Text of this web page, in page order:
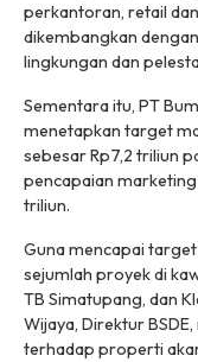
perkantoran, retail
dikembangkan
lingkungan dan
Sementara itu, PT
menetapkan target
sebesar Rp7,2 triliun
pencapaian marketing
triliun.
Guna mencapai target
sejumlah proyek di
TB Simatupang, dan
Wijaya, Direktur
terhadap properti